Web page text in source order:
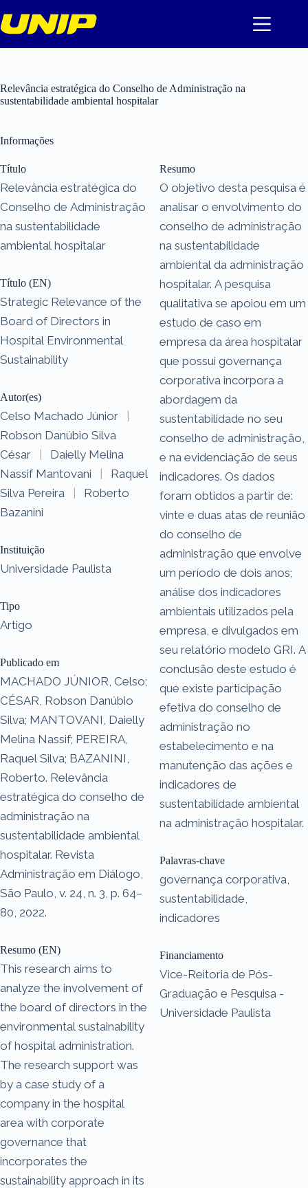
para
o
Relevância estratégica do Conselho de Administração na
sustentabilidade ambiental hospitalar
Informações
Título
Relevância estratégica do
Conselho de Administração
na sustentabilidade
ambiental hospitalar
Título (EN)
Strategic Relevance of the
Board of Directors in
Hospital Environmental
Sustainability
Autor(es)
Celso Machado Júnior
|
Robson Danúbio Silva
César
|
Daielly Melina
Nassif Mantovani
|
Raquel
Silva Pereira
|
Roberto
Bazanini
Instituição
Universidade Paulista
Tipo
Artigo
Publicado em
MACHADO JÚNIOR, Celso;
CÉSAR, Robson Danúbio
Silva; MANTOVANI, Daielly
Melina Nassif; PEREIRA,
Raquel Silva; BAZANINI,
Roberto. Relevância
estratégica do conselho de
administração na
sustentabilidade ambiental
hospitalar. Revista
Administração em Diálogo,
São Paulo, v. 24, n. 3, p. 64–
80, 2022.
Resumo (EN)
This research aims to
analyze the involvement of
the board of directors in the
environmental sustainability
of hospital administration.
The research support was
by a case study of a
company in the hospital
area with corporate
governance that
incorporates the
sustainability approach in its
Resumo
O objetivo desta pesquisa é
analisar o envolvimento do
conselho de administração
na sustentabilidade
ambiental da administração
hospitalar. A pesquisa
qualitativa se apoiou em um
estudo de caso em
empresa da área hospitalar
que possui governança
corporativa incorpora a
abordagem da
sustentabilidade no seu
conselho de administração,
e na evidenciação de seus
indicadores. Os dados
foram obtidos a partir de:
vinte e duas atas de reunião
do conselho de
administração que envolve
um período de dois anos;
análise dos indicadores
ambientais utilizados pela
empresa, e divulgados em
seu relatório modelo GRI. A
conclusão deste estudo é
que existe participação
efetiva do conselho de
administração no
estabelecimento e na
manutenção das ações e
indicadores de
sustentabilidade ambiental
na administração hospitalar.
Palavras-chave
governança corporativa,
sustentabilidade,
indicadores
Financiamento
Vice-Reitoria de Pós-
Graduação e Pesquisa -
Universidade Paulista